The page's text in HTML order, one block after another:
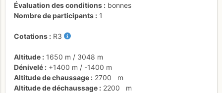
Évaluation des conditions
bonnes
Nombre de participants
1
Cotations R3
Altitude 1650 m / 3048 m
Dénivelé
+1400 m / -1400 m
Altitude de chaussage
2700
m
Altitude de déchaussage
2200
m